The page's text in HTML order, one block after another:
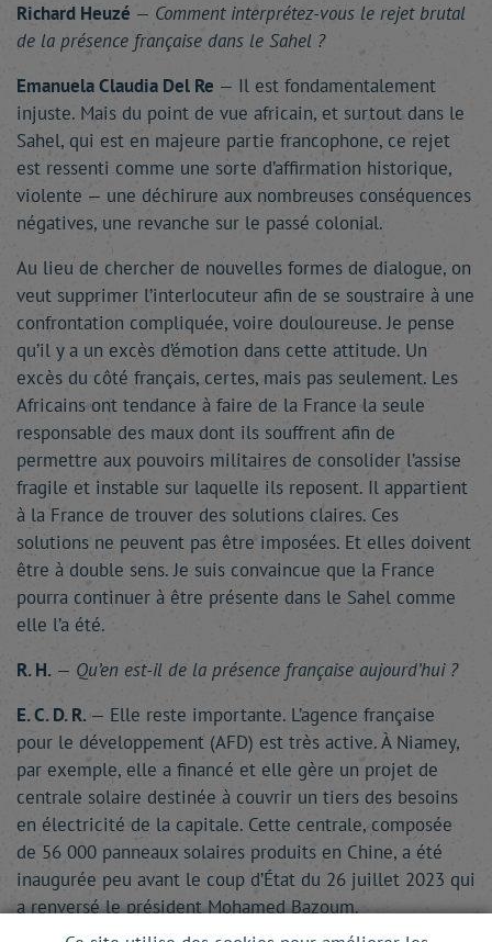
Richard Heuzé — Comment interprétez-vous le rejet brutal
de la présence française dans le Sahel ?
Emanuela Claudia Del Re — Il est fondamentalement
injuste. Mais du point de vue africain, et surtout dans le
Sahel, qui est en majeure partie francophone, ce rejet
est ressenti comme une sorte d’affirmation historique,
violente — une déchirure aux nombreuses conséquences
négatives, une revanche sur le passé colonial.
Au lieu de chercher de nouvelles formes de dialogue, on
veut supprimer l’interlocuteur afin de se soustraire à une
confrontation compliquée, voire douloureuse. Je pense
qu’il y a un excès d’émotion dans cette attitude. Un
excès du côté français, certes, mais pas seulement. Les
Africains ont tendance à faire de la France la seule
responsable des maux dont ils souffrent afin de
permettre aux pouvoirs militaires de consolider l’assise
fragile et instable sur laquelle ils reposent. Il appartient
à la France de trouver des solutions claires. Ces
solutions ne peuvent pas être imposées. Et elles doivent
être à double sens. Je suis convaincue que la France
pourra continuer à être présente dans le Sahel comme
elle l’a été.
R. H. — Qu’en est-il de la présence française aujourd’hui ?
E. C. D. R. — Elle reste importante. L’agence française
pour le développement (AFD) est très active. À Niamey,
par exemple, elle a financé et elle gère un projet de
centrale solaire destinée à couvrir un tiers des besoins
en électricité de la capitale. Cette centrale, composée
de 56 000 panneaux solaires produits en Chine, a été
inaugurée peu avant le coup d’État du 26 juillet 2023 qui
a renversé le président Mohamed Bazoum.